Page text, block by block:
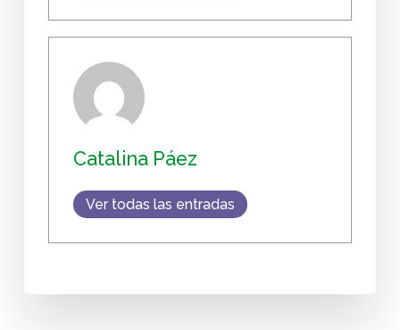
Catalina Páez
Ver todas las entradas